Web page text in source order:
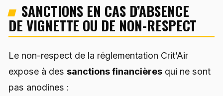
SANCTIONS EN CAS D’ABSENCE
DE VIGNETTE OU DE NON-RESPECT
Le non-respect de la réglementation Crit’Air
expose à des sanctions financières qui ne sont
pas anodines :